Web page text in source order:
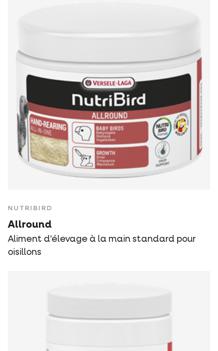
NUTRIBIRD
Allround
Aliment d'élevage à la main standard pour
oisillons